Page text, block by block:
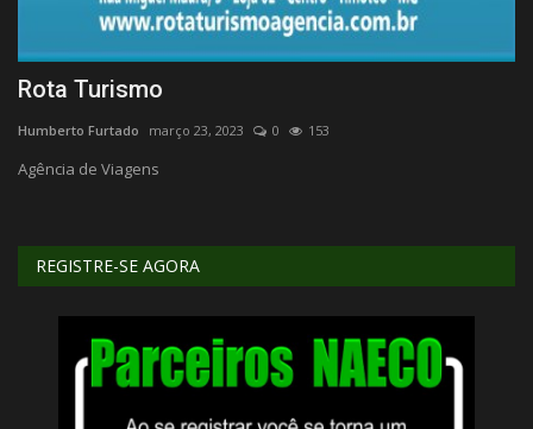
Rota Turismo
Humberto Furtado março 23, 2023 0 153
Agência de Viagens
REGISTRE-SE AGORA